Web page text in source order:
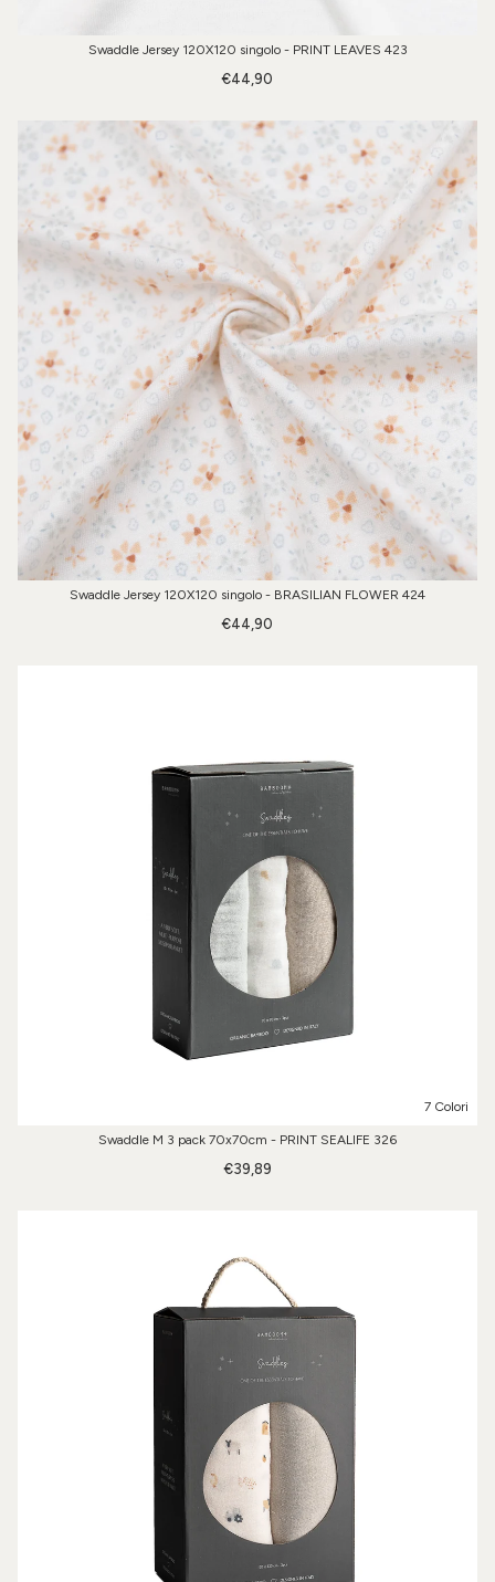
Swaddle Jersey 120X120 singolo - PRINT LEAVES 423
€44,90
Swaddle Jersey 120X120 singolo - BRASILIAN FLOWER 424
€44,90
7 Colori
Swaddle M 3 pack 70x70cm - PRINT SEALIFE 326
€39,89